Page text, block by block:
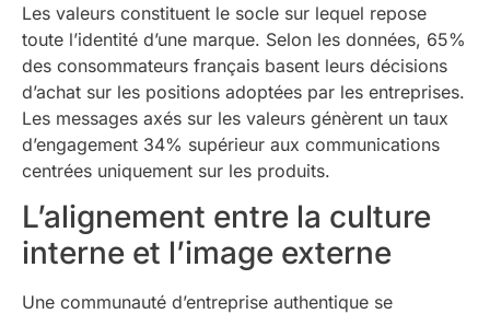
Les valeurs constituent le socle sur lequel repose
toute l’identité d’une marque. Selon les données, 65%
des consommateurs français basent leurs décisions
d’achat sur les positions adoptées par les entreprises.
Les messages axés sur les valeurs génèrent un taux
d’engagement 34% supérieur aux communications
centrées uniquement sur les produits.
L’alignement entre la culture
interne et l’image externe
Une communauté d’entreprise authentique se